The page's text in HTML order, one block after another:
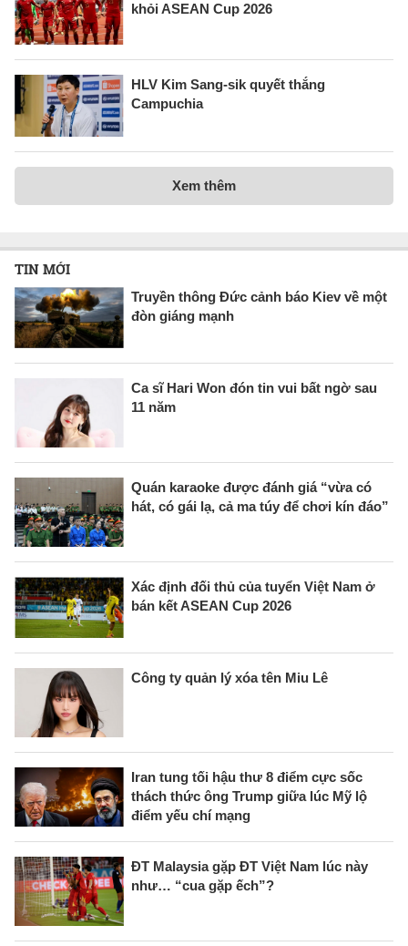
khỏi ASEAN Cup 2026
HLV Kim Sang-sik quyết thắng
Campuchia
Xem thêm
TIN MỚI
Truyền thông Đức cảnh báo Kiev về một
đòn giáng mạnh
Ca sĩ Hari Won đón tin vui bất ngờ sau
11 năm
Quán karaoke được đánh giá “vừa có
hát, có gái lạ, cả ma túy để chơi kín đáo”
Xác định đối thủ của tuyển Việt Nam ở
bán kết ASEAN Cup 2026
Công ty quản lý xóa tên Miu Lê
Iran tung tối hậu thư 8 điểm cực sốc
thách thức ông Trump giữa lúc Mỹ lộ
điểm yếu chí mạng
ĐT Malaysia gặp ĐT Việt Nam lúc này
như… “cua gặp ếch”?